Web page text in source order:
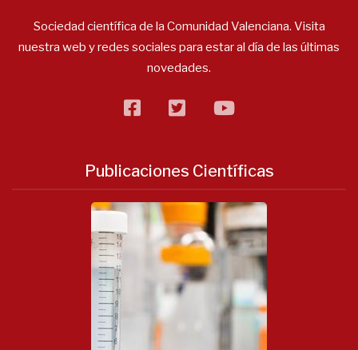
Sociedad científica de la Comunidad Valenciana. Visita
nuestra web y redes sociales para estar al día de las últimas
novedades.
facebooktwitterflickr
Publicaciones Científicas